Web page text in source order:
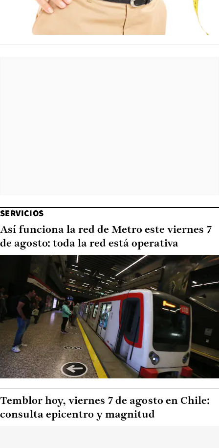
SERVICIOS
Así funciona la red de Metro este viernes 7
de agosto: toda la red está operativa
Temblor hoy, viernes 7 de agosto en Chile:
consulta epicentro y magnitud